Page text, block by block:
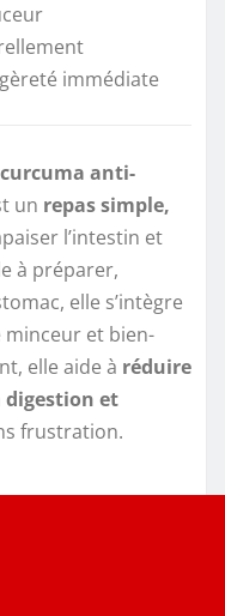
immédiate
anti-
un repas simple,
l’intestin et
à préparer,
elle s’intègre
et bien-
elle aide à réduire
digestion et
frustration.